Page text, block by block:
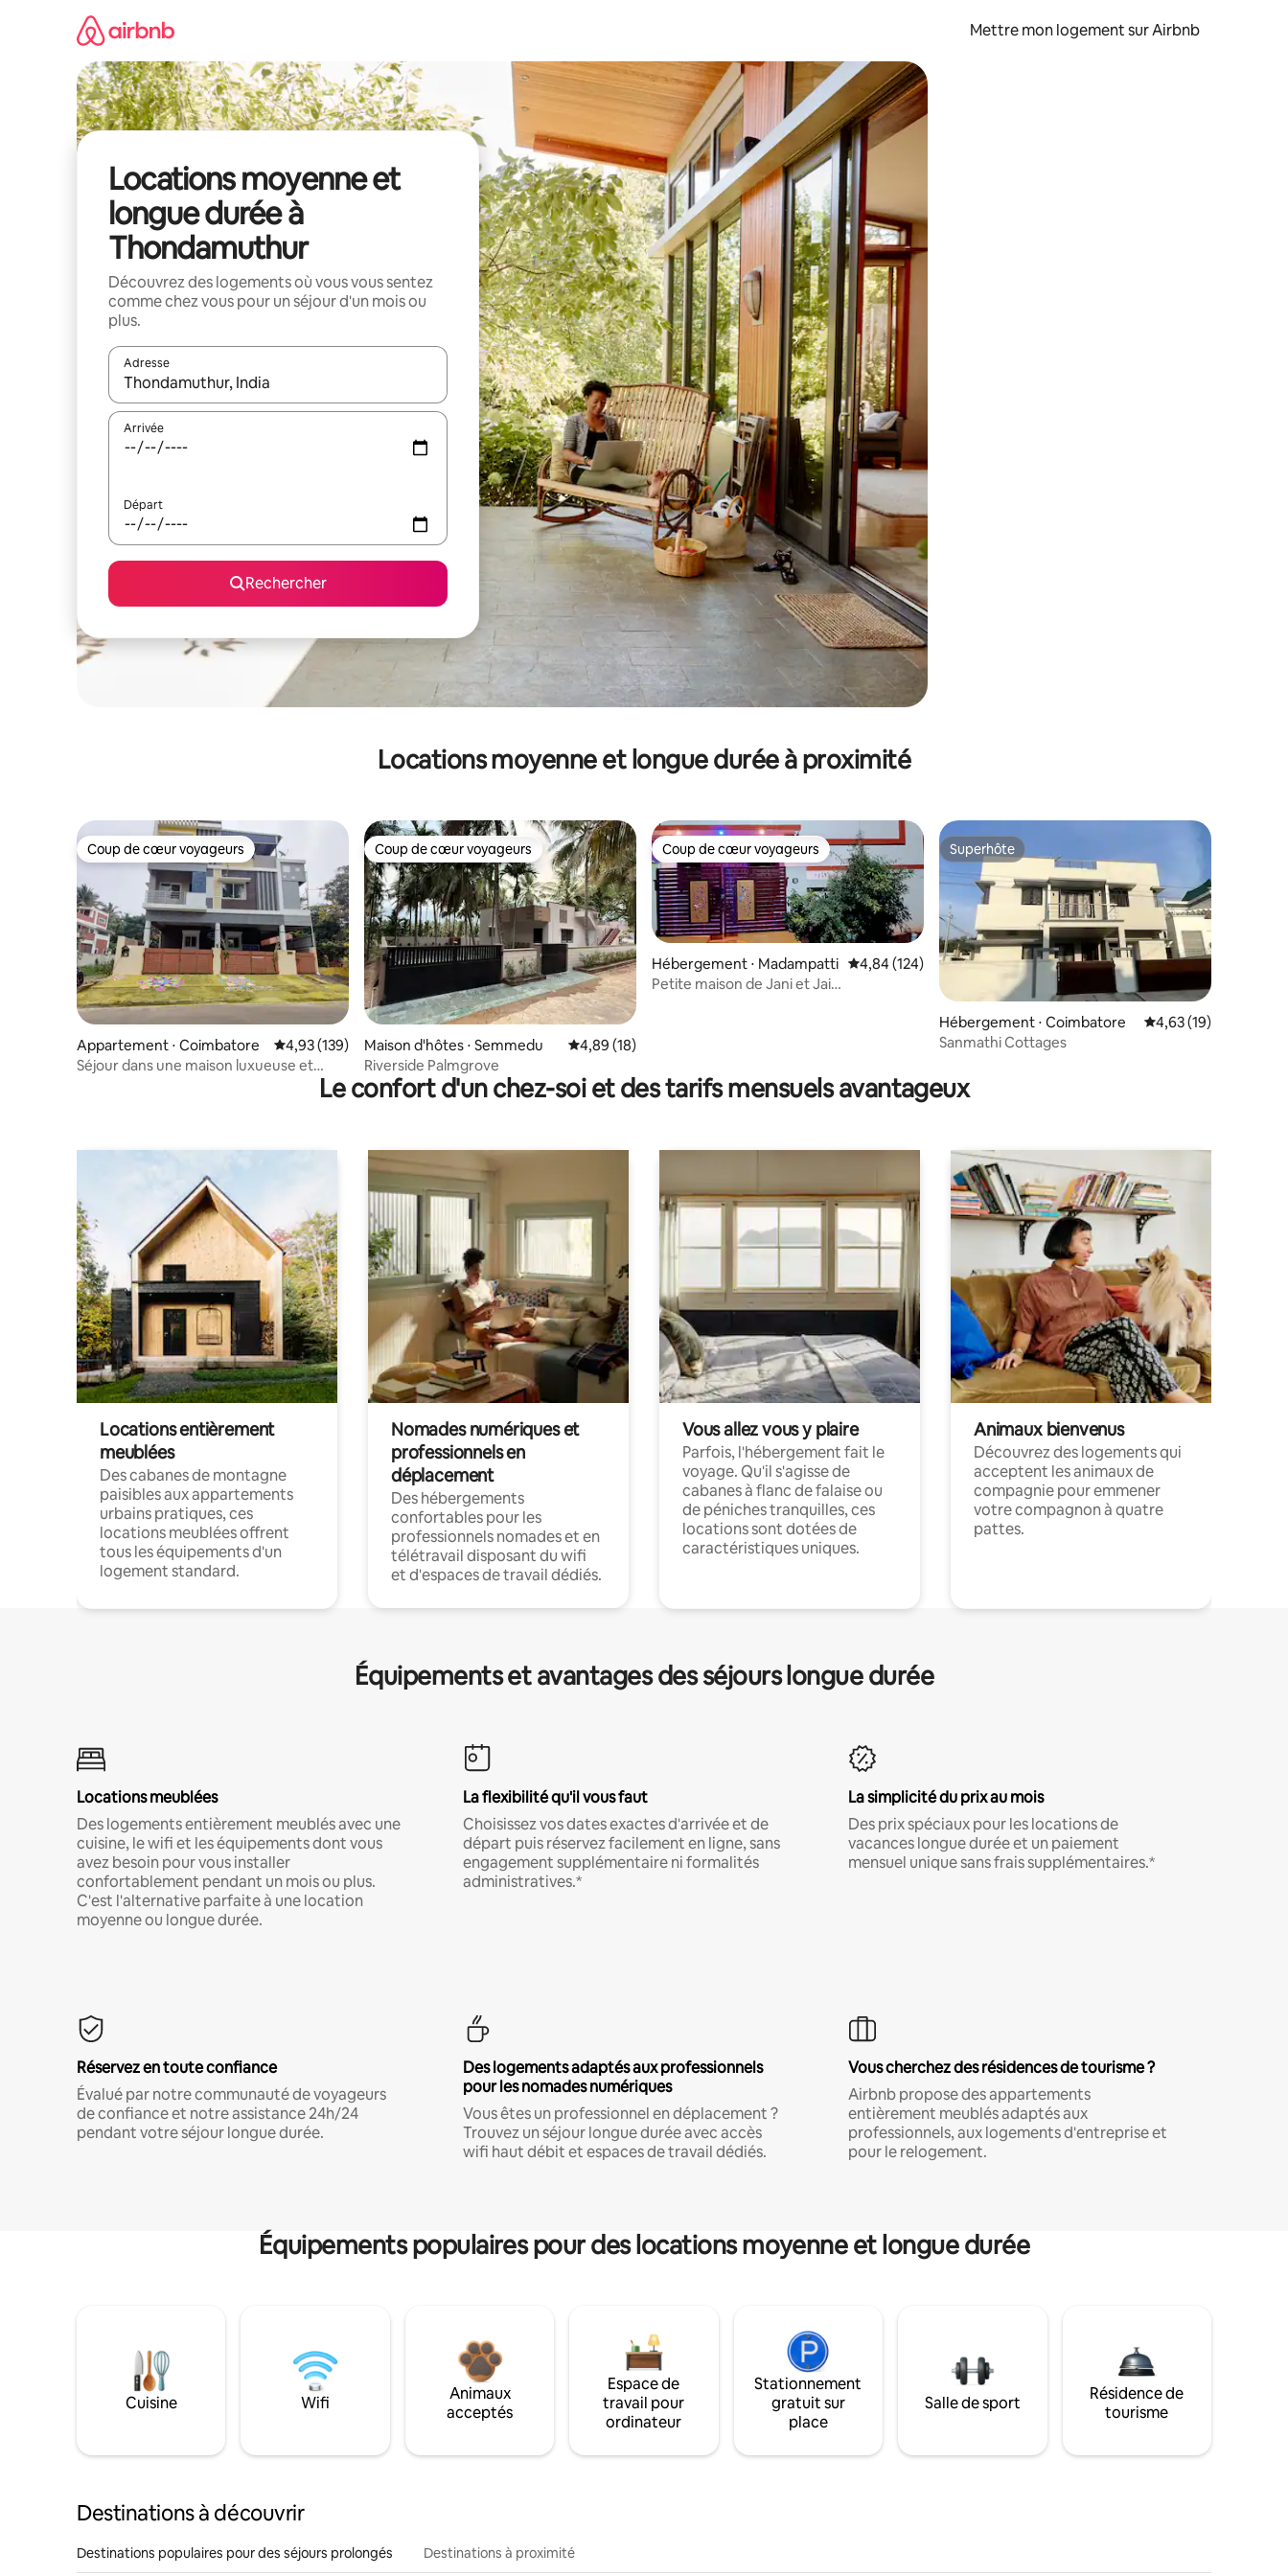
Mettre mon logement sur Airbnb
Locations moyenne et
longue durée à
Thondamuthur
Découvrez des logements où vous vous sentez
comme chez vous pour un séjour d'un mois ou
plus.
Adresse
Lorsque les résultats s'affichent, utilisez les flèches vers le haut et vers le bas pour les parcourir ou en appuyant et en faisant glisser.
Arrivée
Départ
Rechercher
Locations moyenne et longue durée à proximité
Coup de cœur voyageurs
Coup de cœur voyageurs
Appartement ⋅ Coimbatore Évaluation moyenne sur la base de 139 commentaires : 4,93 sur 5
4,93 (139)
Séjour dans une maison luxueuse et
Coup de cœur voyageurs
Coup de cœur voyageurs
Maison d'hôtes ⋅ Semmedu Évaluation moyenne sur la base de 18 commentaires : 4,89 sur 5
4,89 (18)
Riverside Palmgrove
Coup de cœur voyageurs
Coup de cœur voyageurs
Hébergement ⋅ Madampatti Évaluation moyenne sur la base de 124 commentaires : 4,84 sur 5
4,84 (124)
Petite maison de Jani et Jai
Superhôte
Superhôte
Hébergement ⋅ Coimbatore Évaluation moyenne
4,63 (19)
Sanmathi Cottages
Le confort d'un chez-soi et des tarifs mensuels avantageux
Locations entièrement
meublées
Des cabanes de montagne
paisibles aux appartements
urbains pratiques, ces
locations meublées offrent
tous les équipements d'un
logement standard.
Nomades numériques et
professionnels en
déplacement
Des hébergements
confortables pour les
professionnels nomades et en
télétravail disposant du wifi
et d'espaces de travail dédiés.
Vous allez vous y plaire
Parfois, l'hébergement fait le
voyage. Qu'il s'agisse de
cabanes à flanc de falaise ou
de péniches tranquilles, ces
locations sont dotées de
caractéristiques uniques.
Animaux bienvenus
Découvrez des logements qui
acceptent les animaux de
compagnie pour emmener
votre compagnon à quatre
pattes.
Équipements et avantages des séjours longue durée
Locations meublées
Des logements entièrement meublés avec une
cuisine, le wifi et les équipements dont vous
avez besoin pour vous installer
confortablement pendant un mois ou plus.
C'est l'alternative parfaite à une location
moyenne ou longue durée.
La flexibilité qu'il vous faut
Choisissez vos dates exactes d'arrivée et de
départ puis réservez facilement en ligne, sans
engagement supplémentaire ni formalités
administratives.*
La simplicité du prix au mois
Des prix spéciaux pour les locations de
vacances longue durée et un paiement
mensuel unique sans frais supplémentaires.*
Réservez en toute confiance
Évalué par notre communauté de voyageurs
de confiance et notre assistance 24h/24
pendant votre séjour longue durée.
Des logements adaptés aux professionnels
pour les nomades numériques
Vous êtes un professionnel en déplacement ?
Trouvez un séjour longue durée avec accès
wifi haut débit et espaces de travail dédiés.
Vous cherchez des résidences de tourisme ?
Airbnb propose des appartements
entièrement meublés adaptés aux
professionnels, aux logements d'entreprise et
pour le relogement.
Équipements populaires pour des locations moyenne et longue durée
Cuisine Wifi
Animaux
acceptés
Espace de
travail pour
ordinateur
Stationnement
gratuit sur
place
Salle de sport
Résidence de
tourisme
Destinations à découvrir
Destinations populaires pour des séjours prolongés Destinations à proximité